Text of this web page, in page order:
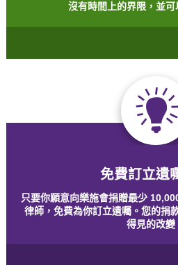
沒有時間上的界限，並可
免費訂立遺
只要你願意向樂施會捐贈最少
律師，免費為你訂立遺囑。您的捐
得見的改變